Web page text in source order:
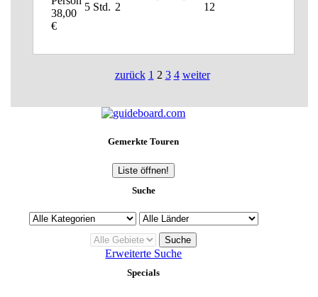
38,00
€
5 Std. 2 12
zurück 1 2 3 4 weiter
Gemerkte Touren
Liste öffnen!
Suche
Erweiterte Suche
Specials